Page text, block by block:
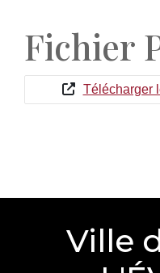
Fichier
Télécharger
Ville